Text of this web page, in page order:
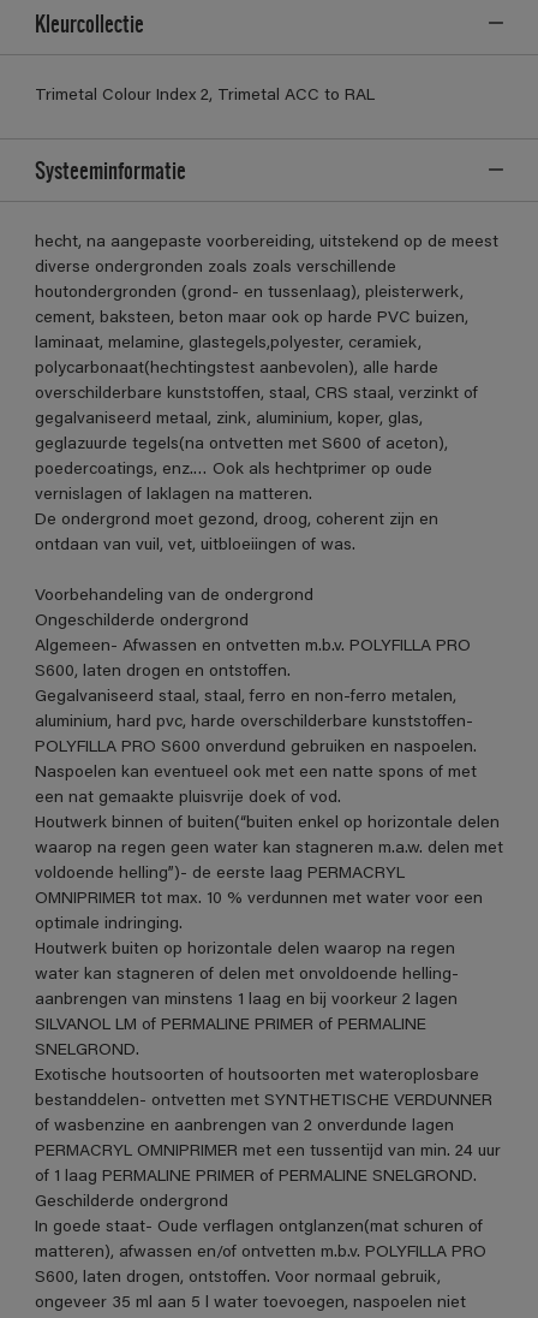
Kleurcollectie
Trimetal Colour Index 2, Trimetal ACC to RAL
Systeeminformatie
hecht, na aangepaste voorbereiding, uitstekend op de meest
diverse ondergronden zoals zoals verschillende
houtondergronden (grond- en tussenlaag), pleisterwerk,
cement, baksteen, beton maar ook op harde PVC buizen,
laminaat, melamine, glastegels,polyester, ceramiek,
polycarbonaat(hechtingstest aanbevolen), alle harde
overschilderbare kunststoffen, staal, CRS staal, verzinkt of
gegalvaniseerd metaal, zink, aluminium, koper, glas,
geglazuurde tegels(na ontvetten met S600 of aceton),
poedercoatings, enz.… Ook als hechtprimer op oude
vernislagen of laklagen na matteren.
De ondergrond moet gezond, droog, coherent zijn en
ontdaan van vuil, vet, uitbloeiingen of was.
Voorbehandeling van de ondergrond
Ongeschilderde ondergrond
Algemeen- Afwassen en ontvetten m.b.v. POLYFILLA PRO
S600, laten drogen en ontstoffen.
Gegalvaniseerd staal, staal, ferro en non-ferro metalen,
aluminium, hard pvc, harde overschilderbare kunststoffen-
POLYFILLA PRO S600 onverdund gebruiken en naspoelen.
Naspoelen kan eventueel ook met een natte spons of met
een nat gemaakte pluisvrije doek of vod.
Houtwerk binnen of buiten(“buiten enkel op horizontale delen
waarop na regen geen water kan stagneren m.a.w. delen met
voldoende helling”)- de eerste laag PERMACRYL
OMNIPRIMER tot max. 10 % verdunnen met water voor een
optimale indringing.
Houtwerk buiten op horizontale delen waarop na regen
water kan stagneren of delen met onvoldoende helling-
aanbrengen van minstens 1 laag en bij voorkeur 2 lagen
SILVANOL LM of PERMALINE PRIMER of PERMALINE
SNELGROND.
Exotische houtsoorten of houtsoorten met wateroplosbare
bestanddelen- ontvetten met SYNTHETISCHE VERDUNNER
of wasbenzine en aanbrengen van 2 onverdunde lagen
PERMACRYL OMNIPRIMER met een tussentijd van min. 24 uur
of 1 laag PERMALINE PRIMER of PERMALINE SNELGROND.
Geschilderde ondergrond
In goede staat- Oude verflagen ontglanzen(mat schuren of
matteren), afwassen en/of ontvetten m.b.v. POLYFILLA PRO
S600, laten drogen, ontstoffen. Voor normaal gebruik,
ongeveer 35 ml aan 5 l water toevoegen, naspoelen niet